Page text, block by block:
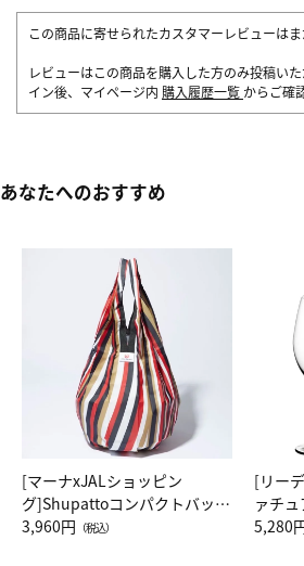
この商品に寄せられたカスタマーレビューはま
レビューはこの商品を購入した方のみ投稿い
イン後、マイページ内 購入履歴一覧 からご確
あなたへのおすすめ
[マーナxJALショッピン
グ]Shupattoコンパクトバッグ
Drop JAL客室乗務員（LC）ス
3,960円 （税込）
[リー
ァチ
ト（レ
5,280